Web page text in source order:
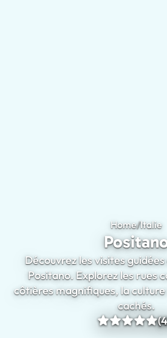
Home/Italie
Découvrez les visites
Positano. Explorez les rues
côtières magnifiques, la
cachés.